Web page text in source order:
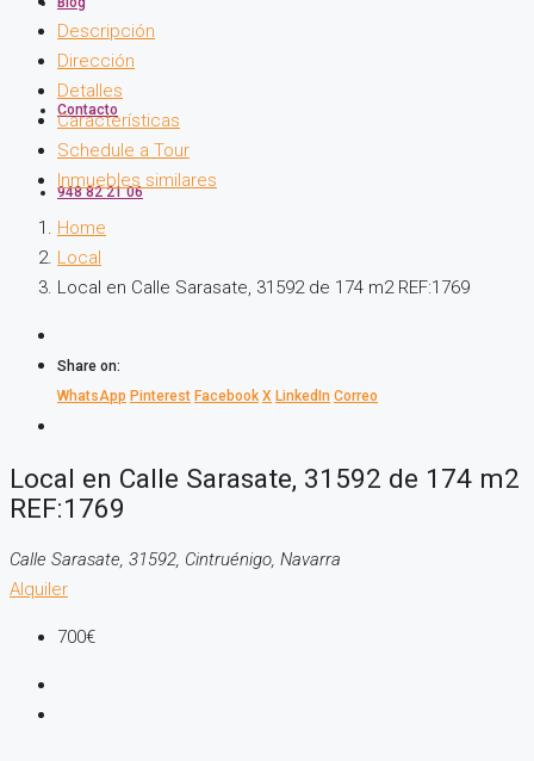
Contacto
948 82 21 06
Descripción
Dirección
Detalles
Características
Schedule a Tour
Inmuebles similares
Home
Local
Local en Calle Sarasate, 31592 de 174 m2 REF:1769
Share on:
WhatsApp Pinterest Facebook X LinkedIn Correo
Local en Calle Sarasate, 31592 de 174 m2
REF:1769
Calle Sarasate, 31592, Cintruénigo, Navarra
Alquiler
700€